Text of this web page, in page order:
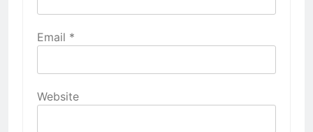
Email *
Website